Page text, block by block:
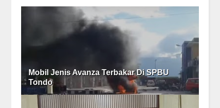
Mobil Jenis Avanza Terbakar Di SPBU
Tondo